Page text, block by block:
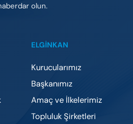
olun.
ELGİNKAN
Kurucularımız
Başkanımız
Amaç ve İlkelerimiz
Topluluk Şirketleri